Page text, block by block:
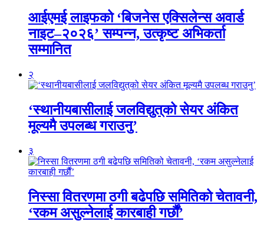
आईएमई लाइफको ‘बिजनेस एक्सिलेन्स अवार्ड
नाइट–२०२६’ सम्पन्न, उत्कृष्ट अभिकर्ता
सम्मानित
२
‘स्थानीयबासीलाई जलविद्युत्‌को सेयर अंकित
मूल्यमै उपलब्ध गराउनु’
३
निस्सा वितरणमा ठगी बढेपछि समितिको चेतावनी,
‘रकम असुल्नेलाई कारबाही गर्छाैं’